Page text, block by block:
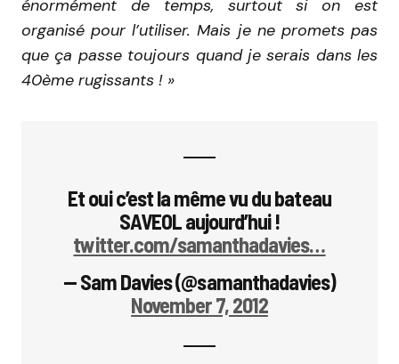
énormément de temps, surtout si on est
organisé pour l’utiliser. Mais je ne promets pas
que ça passe toujours quand je serais dans les
40ème rugissants ! »
Et oui c’est la même vu du bateau
SAVEOL aujourd’hui !
twitter.com/samanthadavies…
— Sam Davies (@samanthadavies)
November 7, 2012